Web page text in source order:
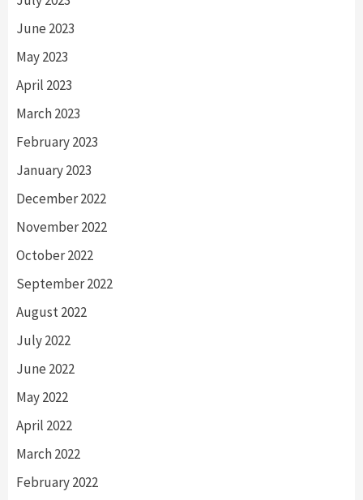
June 2023
May 2023
April 2023
March 2023
February 2023
January 2023
December 2022
November 2022
October 2022
September 2022
August 2022
July 2022
June 2022
May 2022
April 2022
March 2022
February 2022